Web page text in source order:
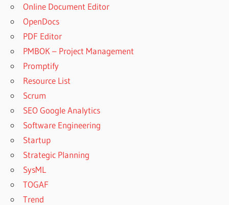
Online Document Editor
OpenDocs
PDF Editor
PMBOK – Project Management
Promptify
Resource List
Scrum
SEO Google Analytics
Software Engineering
Startup
Strategic Planning
SysML
TOGAF
Trend